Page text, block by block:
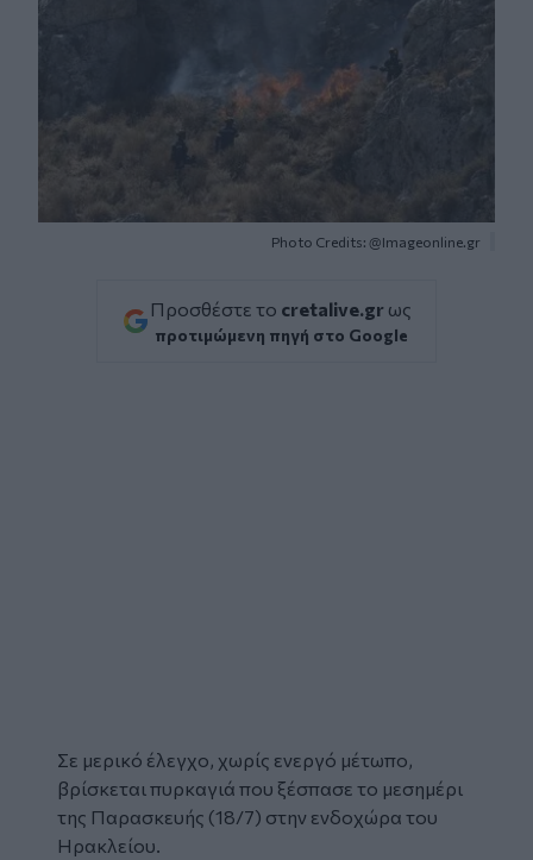
Photo Credits: @Imageonline.gr
Προσθέστε το cretalive.gr ως
προτιμώμενη πηγή στο Google
Σε μερικό έλεγχο, χωρίς ενεργό μέτωπο,
βρίσκεται πυρκαγιά που ξέσπασε το μεσημέρι
της Παρασκευής (18/7) στην ενδοχώρα του
Ηρακλείου.